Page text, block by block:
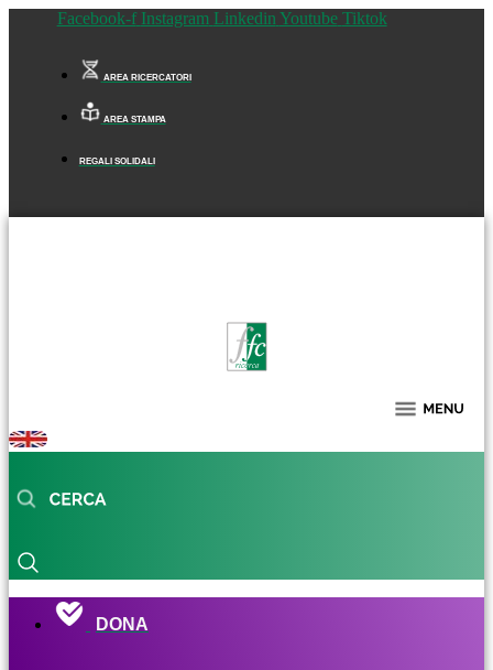
Facebook-f Instagram Linkedin Youtube Tiktok
AREA RICERCATORI
AREA STAMPA
REGALI SOLIDALI
DONA